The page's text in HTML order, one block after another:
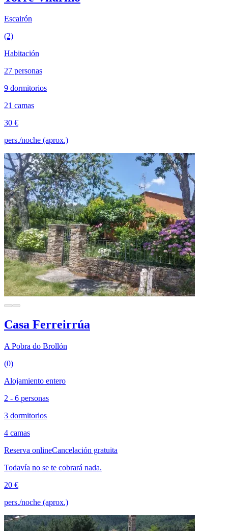
Escairón
(2)
Habitación
27 personas
9 dormitorios
21 camas
30 €
pers./noche (aprox.)
Casa Ferreirrúa
A Pobra do Brollón
(0)
Alojamiento entero
2 - 6 personas
3 dormitorios
4 camas
Reserva onlineCancelación gratuita
Todavía no se te cobrará nada.
20 €
pers./noche (aprox.)